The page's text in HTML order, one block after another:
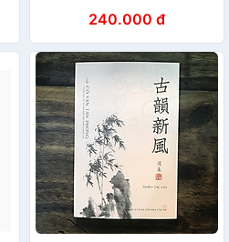
240.000 đ